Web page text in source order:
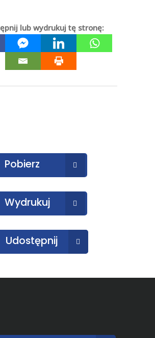
lub wydrukuj tę stronę:
Pobierz
Wydrukuj
Udostępnij